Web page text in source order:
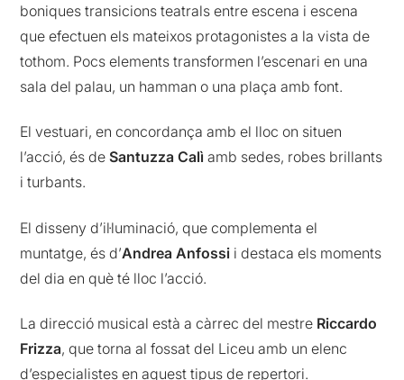
boniques transicions teatrals entre escena i escena
que efectuen els mateixos protagonistes a la vista de
tothom. Pocs elements transformen l’escenari en una
sala del palau, un hamman o una plaça amb font.
El vestuari, en concordança amb el lloc on situen
l’acció, és deSantuzza Calì amb sedes, robes brillants
i turbants.
El disseny d’il·luminació, que complementa el
muntatge, és d’Andrea Anfossi i destaca els moments
del dia en què té lloc l’acció.
La direcció musical està a càrrec del mestre Riccardo
Frizza, que torna al fossat del Liceu amb un elenc
d’especialistes en aquest tipus de repertori.